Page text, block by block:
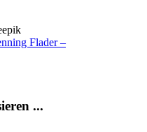
Flader –
...